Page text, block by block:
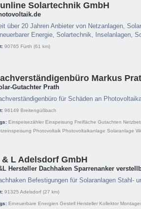
Solartechnik GmbH
über 20 Jahren Anbieter von Netzanlagen,
Energie, Solartechnik, Inselanlagen,
90765 Fürth (61 km)
Markus
Gutachter Prath
für Schäden an
96149 Breitengüßbach
Einspeisezähler Einspeisung Freifläche Gutachten
Photovoltaik Photovoltaikanlage Solaranlage
& L Adelsdorf GmbH
Hersteller Dachhaken Sparrenanker
Befestigungen für Solaranlagen Stahl-
91325 Adelsdorf (27 km)
Erneuerbare Energien Gestell Hersteller Kollektor